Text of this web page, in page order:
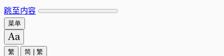
跳至内容
菜单
繁 简 繁